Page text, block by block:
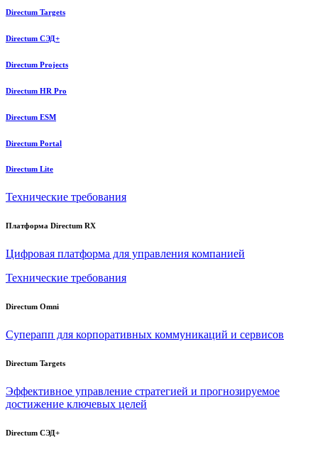
Directum Targets
Directum СЭД+
Directum Projects
Directum HR Pro
Directum ESM
Directum Portal
Directum Lite
Технические требования
Платформа Directum RX
Цифровая платформа для управления компанией
Технические требования
Directum Omni
Суперапп для корпоративных коммуникаций и сервисов
Directum Targets
Эффективное управление стратегией и прогнозируемое
достижение ключевых целей
Directum СЭД+